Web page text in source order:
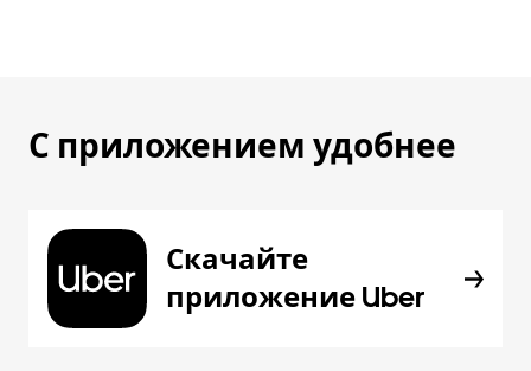
С приложением удобнее
Скачайте
приложение Uber